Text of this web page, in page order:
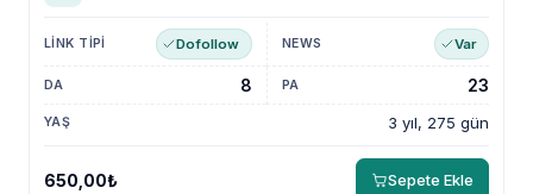
Dofollow Var
3 yıl, 275 gün
8 23
650,00₺ Sepete Ekle